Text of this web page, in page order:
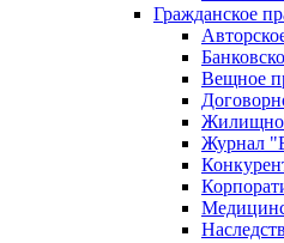
Гражданское
Вещное
Журнал